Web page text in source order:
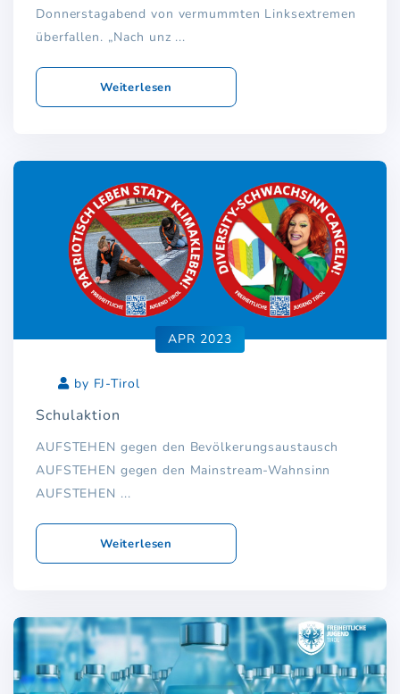
Donnerstagabend von vermummten Linksextremen
überfallen. „Nach unz ...
Weiterlesen
APR 2023
by FJ-Tirol
Schulaktion
AUFSTEHEN gegen den Bevölkerungsaustausch
AUFSTEHEN gegen den Mainstream-Wahnsinn
AUFSTEHEN ...
Weiterlesen